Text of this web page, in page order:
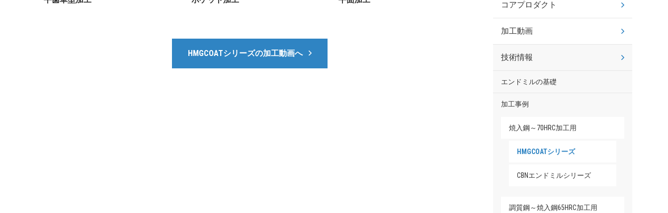
HMGCOATシリーズの加工動画へ
コアプロダクト
加工動画
技術情報
エンドミルの基礎
加工事例
焼入鋼～70HRC加工用
HMGCOATシリーズ
CBNエンドミルシリーズ
調質鋼～焼入鋼65HRC加工用